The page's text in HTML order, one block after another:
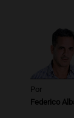
Por
Federico